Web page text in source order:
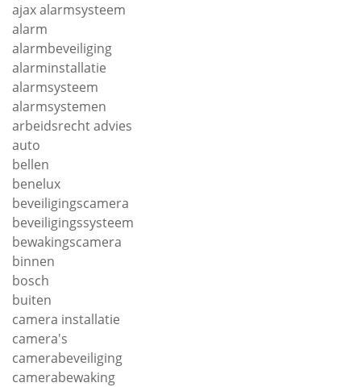
ajax alarmsysteem
alarm
alarmbeveiliging
alarminstallatie
alarmsysteem
alarmsystemen
arbeidsrecht advies
auto
bellen
benelux
beveiligingscamera
beveiligingssysteem
bewakingscamera
binnen
bosch
buiten
camera installatie
camera's
camerabeveiliging
camerabewaking